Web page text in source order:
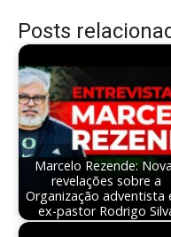
Posts
Marcelo Rezende:
revelações sobre a
Organização adventista
ex-pastor Rodrigo